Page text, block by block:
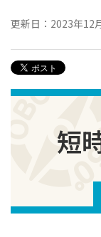
更新日：2023年12
短